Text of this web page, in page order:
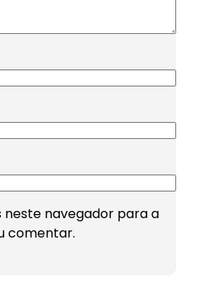
neste navegador para a
comentar.